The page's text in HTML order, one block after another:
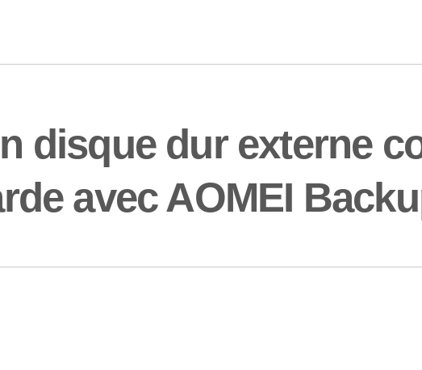
disque dur externe
avec AOMEI